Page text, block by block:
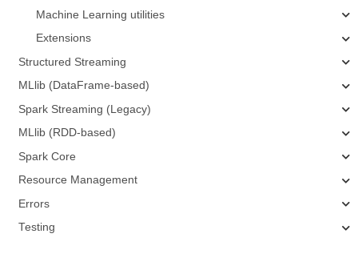
Machine Learning utilities
Extensions
Structured Streaming
MLlib (DataFrame-based)
Spark Streaming (Legacy)
MLlib (RDD-based)
Spark Core
Resource Management
Errors
Testing